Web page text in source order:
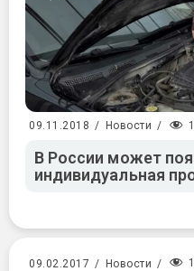
09.11.2018 / Новости /
В России может
индивидуальная
09.02.2017 / Новости /